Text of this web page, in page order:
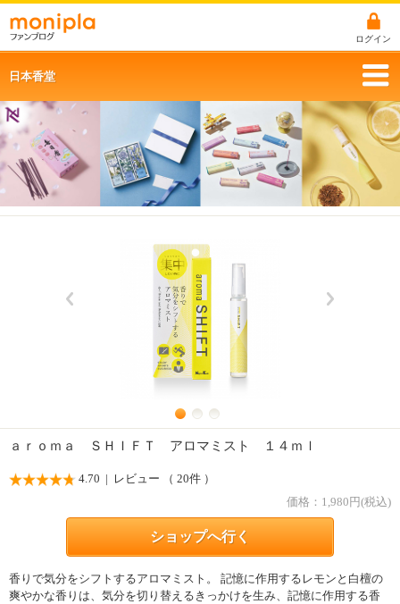
ログイン
日本香堂
ａｒｏｍａ ＳＨＩＦＴ アロマミスト １４ｍｌ
4.70 | レビュー （ 20件 ）
価格： 1,980 円(税込)
ショップへ行く
香りで気分をシフトするアロマミスト。 記憶に作用するレモンと白檀の
爽やかな香りは、気分を切り替えるきっかけを生み、記憶に作用する香